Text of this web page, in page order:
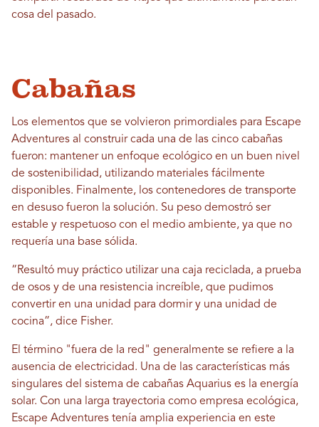
cosa del pasado.
Cabañas
Los elementos que se volvieron primordiales para Escape
Adventures al construir cada una de las cinco cabañas
fueron: mantener un enfoque ecológico en un buen nivel
de sostenibilidad, utilizando materiales fácilmente
disponibles. Finalmente, los contenedores de transporte
en desuso fueron la solución. Su peso demostró ser
estable y respetuoso con el medio ambiente, ya que no
requería una base sólida.
“Resultó muy práctico utilizar una caja reciclada, a prueba
de osos y de una resistencia increíble, que pudimos
convertir en una unidad para dormir y una unidad de
cocina”, dice Fisher.
El término "fuera de la red" generalmente se refiere a la
ausencia de electricidad. Una de las características más
singulares del sistema de cabañas Aquarius es la energía
solar. Con una larga trayectoria como empresa ecológica,
Escape Adventures tenía amplia experiencia en este